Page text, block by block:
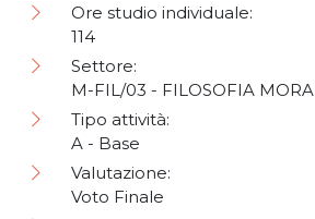
Ore studio individuale:
114
Settore:
M-FIL/03 - FILOSOFIA
Tipo attività:
A - Base
Valutazione:
Voto Finale